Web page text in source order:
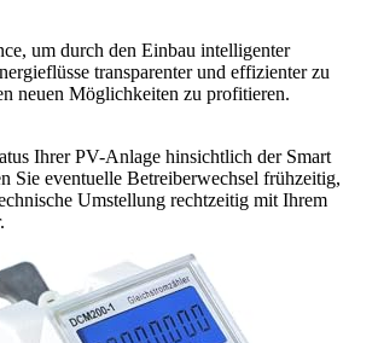
um durch den Einbau intelligenter
transparenter und effizienter zu
neuen Möglichkeiten zu profitieren.
Ihrer PV-Anlage hinsichtlich der Smart
Sie eventuelle Betreiberwechsel frühzeitig,
Umstellung rechtzeitig mit Ihrem